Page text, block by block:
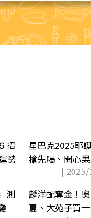
招
勢
星巴克2025耶
搶先喝、開心
| 2025/
測
麟洋配奪金！
夏、大苑子買